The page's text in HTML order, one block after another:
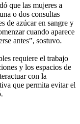
que las mujeres a
o dos consultas
de azúcar en sangre y
cuando aparece
antes”, sostuvo.
requiere el trabajo
y los espacios de
con la
que permita evitar el